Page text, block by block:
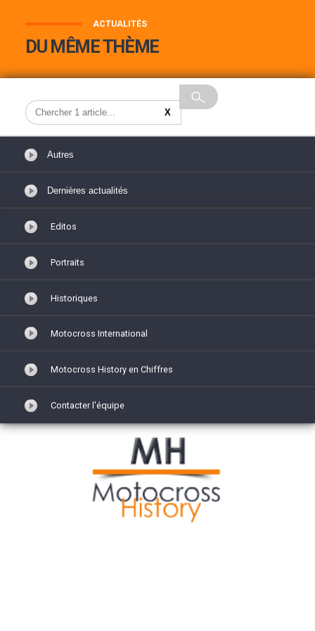
ACTUALITÉS
DU MÊME THÈME
Editos
Portraits
Historiques
Motocross International
Motocross History en Chiffres
Contacter l'équipe